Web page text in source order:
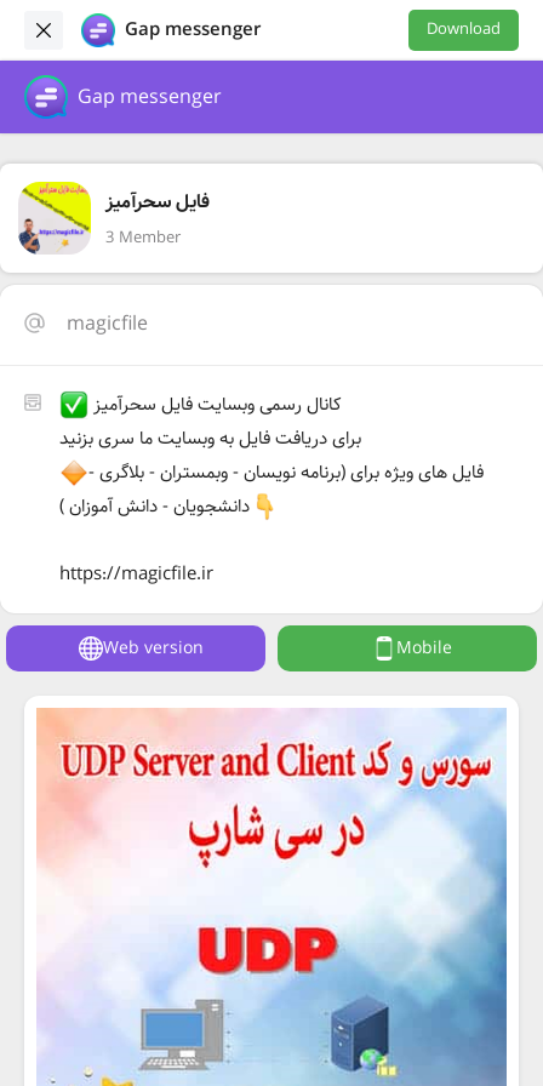
Gap messenger Download
Gap messenger
فایل سحرآمیز
3 Member
magicfile
کانال رسمی وبسایت فایل سحرآمیز
برای دریافت فایل به وبسایت ما سری بزنید
فایل های ویژه برای (برنامه نویسان - وبمستران - بلاگری -
دانشجویان - دانش آموزان )
https://magicfile.ir
Web version Mobile